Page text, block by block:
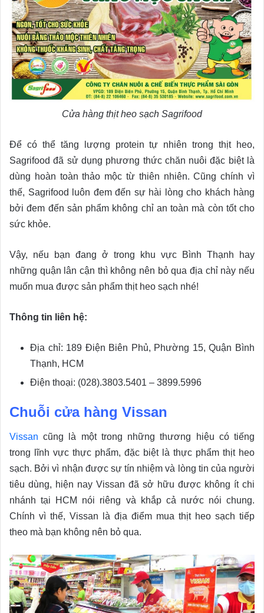
Cửa hàng thịt heo sạch Sagrifood
Để có thể tăng lượng protein tự nhiên trong thịt heo,
Sagrifood đã sử dụng phương thức chăn nuôi đặc biệt là
dùng hoàn toàn thảo mộc từ thiên nhiên. Cũng chính vì
thế, Sagrifood luôn đem đến sự hài lòng cho khách hàng
bởi đem đến sản phẩm không chỉ an toàn mà còn tốt cho
sức khỏe.
Vậy, nếu bạn đang ở trong khu vực Bình Thạnh hay
những quận lân cận thì không nên bỏ qua địa chỉ này nếu
muốn mua được sản phẩm thịt heo sạch nhé!
Thông tin liên hệ:
Địa chỉ: 189 Điện Biên Phủ, Phường 15, Quận Bình
Thạnh, HCM
Điện thoại: (028).3803.5401 – 3899.5996
Chuỗi cửa hàng Vissan
Vissan cũng là một trong những thương hiệu có tiếng
trong lĩnh vực thực phẩm, đặc biệt là thực phẩm thịt heo
sạch. Bởi vì nhận được sự tín nhiệm và lòng tin của người
tiêu dùng, hiện nay Vissan đã sở hữu được không ít chi
nhánh tại HCM nói riêng và khắp cả nước nói chung.
Chính vì thế, Vissan là địa điểm mua thịt heo sạch tiếp
theo mà bạn không nên bỏ qua.